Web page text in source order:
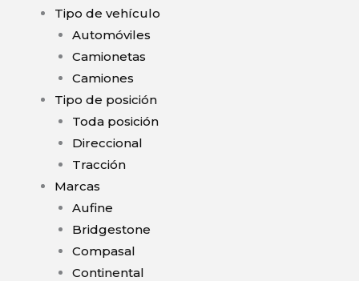
Tipo de vehículo
Automóviles
Camionetas
Camiones
Tipo de posición
Toda posición
Direccional
Tracción
Marcas
Aufine
Bridgestone
Compasal
Continental